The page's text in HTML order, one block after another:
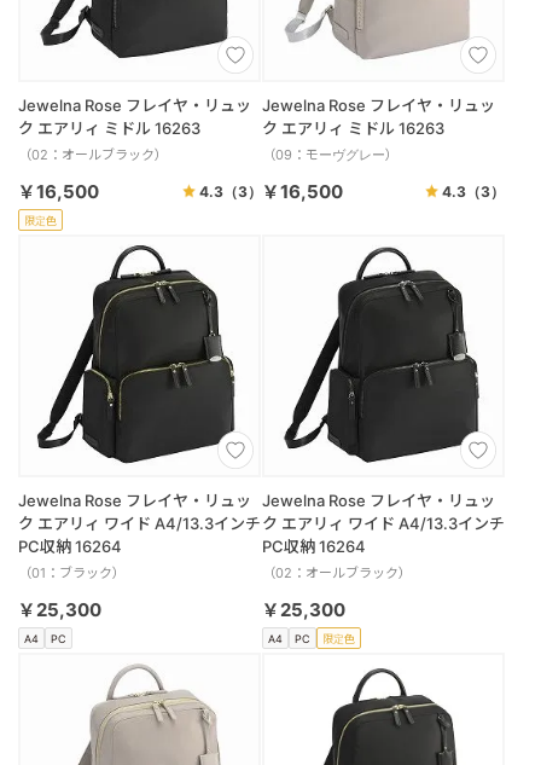
限定色
Jewelna Rose フレイヤ・リュッ
ク エアリィ ミドル 16263
（02：オールブラック）
￥16,500 4.3（3）
Jewelna Rose フレイヤ・リュッ
ク エアリィ ミドル 16263
（09：モーヴグレー）
￥16,500 4.3 （3）
A4 PC
Jewelna Rose フレイヤ・リュッ
ク エアリィ ワイド A4/13.3インチ
PC収納 16264
（01：ブラック）
￥25,300
A4 PC 限定色
Jewelna Rose フレイヤ・リュッ
ク エアリィ ワイド A4/13.3インチ
PC収納 16264
（02：オールブラック）
￥25,300